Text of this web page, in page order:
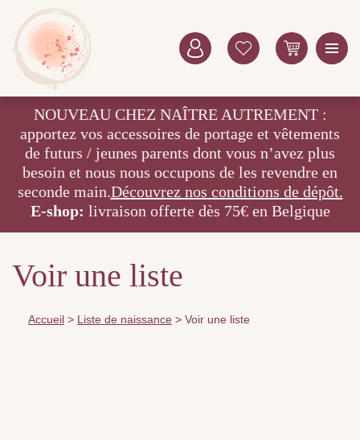
NOUVEAU CHEZ NAÎTRE AUTREMENT :
apportez vos accessoires de portage et vêtements
de futurs / jeunes parents dont vous n’avez plus
besoin et nous nous occupons de les revendre en
seconde main.Découvrez nos conditions de dépôt.
E-shop: livraison offerte dès 75€ en Belgique
Voir une liste
Accueil > Liste de naissance > Voir une liste